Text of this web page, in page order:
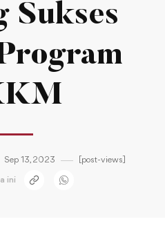
Sukses
Sep 13, 2023 [post-views]
ini